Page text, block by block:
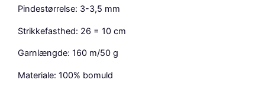
n
n
t
l
Pindestørrelse: 3-3,5 mm
Strikkefasthed: 26 = 10 cm
Garnlængde: 160 m/50 g
Materiale: 100% bomuld